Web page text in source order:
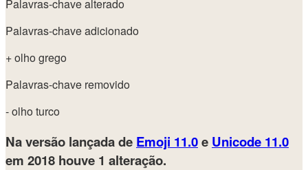
Palavras-chave alterado
Palavras-chave adicionado
+ olho grego
Palavras-chave removido
- olho turco
Na versão lançada de Emoji 11.0e Unicode 11.0
em 2018 houve 1 alteração.